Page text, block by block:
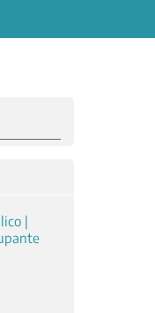
|